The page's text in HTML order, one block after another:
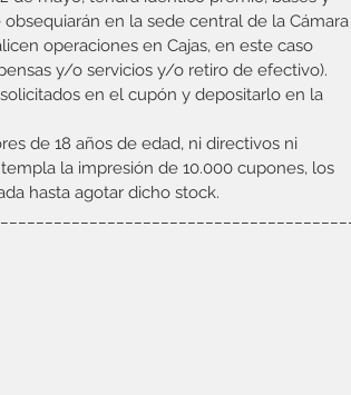
en la sede central de la Cámara
operaciones en Cajas, en este caso
y/o servicios y/o retiro de efectivo).
en el cupón y depositarlo en la
de 18 años de edad, ni directivos ni
la impresión de 10.000 cupones, los
hasta agotar dicho stock.